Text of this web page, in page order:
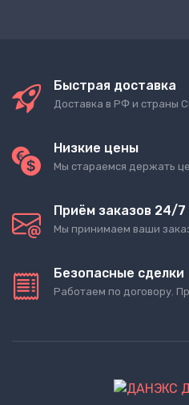
Быстрая доставка
Доставка в РФ и страны
Низкие цены
Мы стараемся держать
Приём заказов 24/7
Мы принимаем ваши
Безопасные сделки
Работаем по договору.